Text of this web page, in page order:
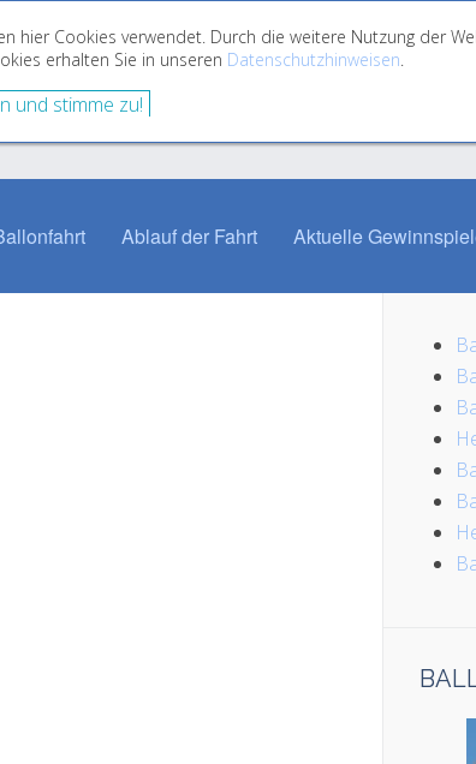
Cookies verwendet. Durch die weitere Nutzung der
erhalten Sie in unseren Datenschutzhinweisen.
und stimme zu!
Ablauf der Fahrt Aktuelle